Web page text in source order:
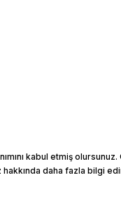
kabul etmiş
hakkında daha fazla bilgi